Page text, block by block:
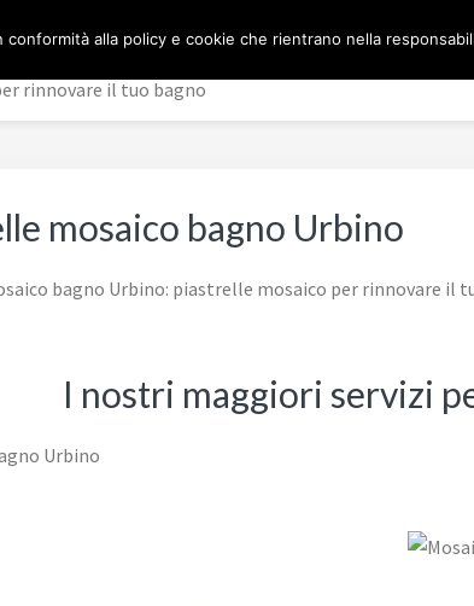
BAGNO
rinnovare il tuo bagno
mosaico bagno Urbino
bagno Urbino: piastrelle mosaico per rinnovare
I nostri maggiori servizi
alla policy e cookie che rientrano nella